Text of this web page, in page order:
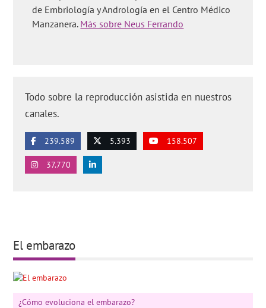
de Embriología y Andrología en el Centro Médico
Manzanera. Más sobre Neus Ferrando
Todo sobre la reproducción asistida en nuestros
canales.
239.589 5.393 158.507
37.770
El embarazo
¿Cómo evoluciona el embarazo?